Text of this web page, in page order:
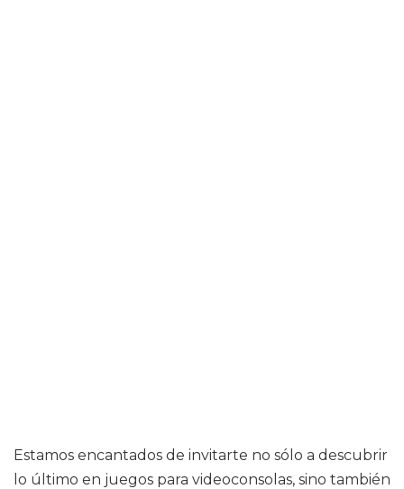
Estamos encantados de invitarte no sólo a descubrir
lo último en juegos para videoconsolas, sino también